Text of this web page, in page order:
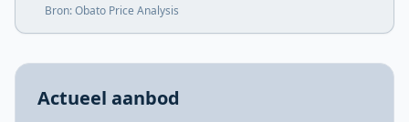
Bron: Obato Price Analysis
Actueel aanbod